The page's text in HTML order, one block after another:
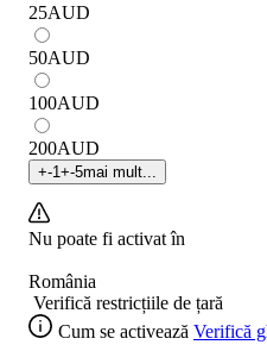
25AUD
50AUD
100AUD
200AUD
+-1 +-5mai mult...
Nu poate fi activat în
România
Verifică restricțiile de țară
Cum se activează Verifică